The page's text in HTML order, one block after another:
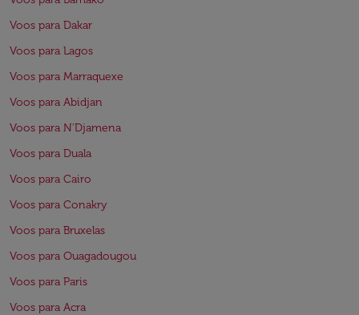
Voos para Dakar
Voos para Lagos
Voos para Marraquexe
Voos para Abidjan
Voos para N'Djamena
Voos para Duala
Voos para Cairo
Voos para Conakry
Voos para Bruxelas
Voos para Ouagadougou
Voos para Paris
Voos para Acra